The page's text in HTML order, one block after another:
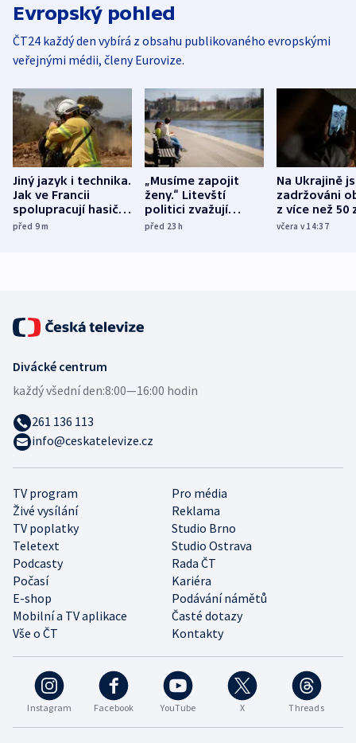
Evropský pohled
ČT24 každý den vybírá z obsahu publikovaného evropskými
veřejnými médii, členy Eurovize.
Jiný jazyk i technika.
Jak ve Francii
spolupracují hasiči z
různých zemí
před 9m
„Musíme zapojit
ženy.“ Litevští
politici zvažují
dohodu o
před 23h
Na Ukrajině
zadržováni
z více než 50
Bojovali na
včera v 14:37
Instagram Facebook YouTube X Threads
TV program
Pro média
Živé vysílání
Reklama
TV poplatky
Studio Brno
Teletext
Studio Ostrava
Podcasty
Rada ČT
Počasí
Kariéra
E-shop
Podávání námětů
Mobilní a TV aplikace
Časté dotazy
Vše o ČT
Kontakty
Divácké centrum
každý všední den:8:00—16:00 hodin
261 136 113
info@ceskatelevize.cz